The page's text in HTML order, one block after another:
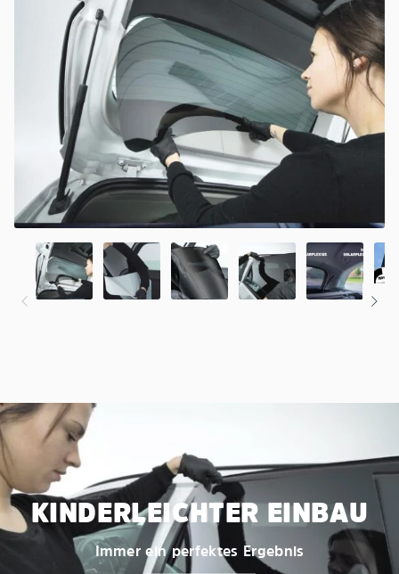
KINDERLEICHTER EINBAU
Immer ein perfektes Ergebnis